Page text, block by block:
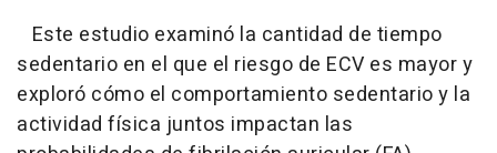
Este estudio examinó la cantidad de tiempo
sedentario en el que el riesgo de ECV es mayor y
exploró cómo el comportamiento sedentario y la
actividad física juntos impactan las